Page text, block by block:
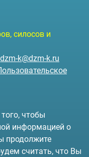
силосов и
dzm-k@dzm-k.ru
чтобы
информацией о
продолжите
считать, что Вы